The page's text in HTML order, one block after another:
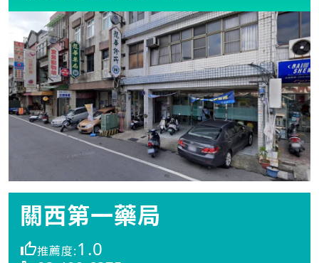
關西第一藥局
推薦度:1.0